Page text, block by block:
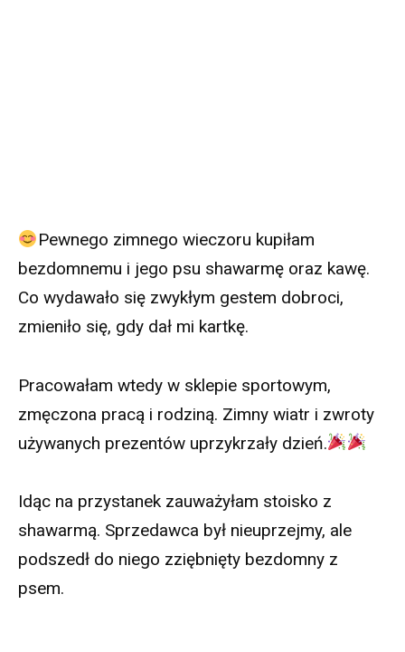
Pewnego zimnego wieczoru kupiłam
bezdomnemu i jego psu shawarmę oraz kawę.
Co wydawało się zwykłym gestem dobroci,
zmieniło się, gdy dał mi kartkę.
Pracowałam wtedy w sklepie sportowym,
zmęczona pracą i rodziną. Zimny wiatr i zwroty
używanych prezentów uprzykrzały dzień.
Idąc na przystanek zauważyłam stoisko z
shawarmą. Sprzedawca był nieuprzejmy, ale
podszedł do niego zziębnięty bezdomny z
psem.